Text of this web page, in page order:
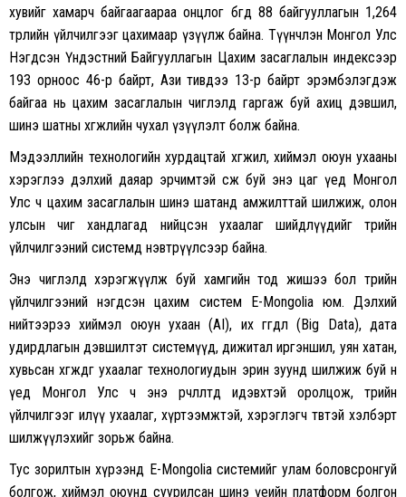
хувийг хамарч байгаагаараа онцлог бөгөөд 88 байгууллагын 1,264
төрлийн үйлчилгээг цахимаар үзүүлж байна. Түүнчлэн Монгол Улс
Нэгдсэн Үндэстний Байгууллагын Цахим засаглалын индексээр
193 орноос 46-р байрт, Ази тивдээ 13-р байрт эрэмбэлэгдэж
байгаа нь цахим засаглалын чиглэлд гаргаж буй ахиц дэвшил,
шинэ шатны хөгжлийн чухал үзүүлэлт болж байна.
Мэдээллийн технологийн хурдацтай хөгжил, хиймэл оюун ухааны
хэрэглээ дэлхий даяар эрчимтэй өсөж буй энэ цаг үед Монгол
Улс ч цахим засаглалын шинэ шатанд амжилттай шилжиж, олон
улсын чиг хандлагад нийцсэн ухаалаг шийдлүүдийг төрийн
үйлчилгээний системд нэвтрүүлсээр байна.
Энэ чиглэлд хэрэгжүүлж буй хамгийн тод жишээ бол төрийн
үйлчилгээний нэгдсэн цахим систем E-Mongolia юм. Дэлхий
нийтээрээ хиймэл оюун ухаан (AI), их өгөгдөл (Big Data), дата
удирдлагын дэвшилтэт системүүд, дижитал иргэншил, уян хатан,
хувьсан хөгждөг ухаалаг технологиудын эрин зуунд шилжиж буй өнөө
үед Монгол Улс ч энэ өөрчлөлтөд идэвхтэй оролцож, төрийн
үйлчилгээг илүү ухаалаг, хүртээмжтэй, хэрэглэгч төвтэй хэлбэрт
шилжүүлэхийг зорьж байна.
Тус зорилтын хүрээнд E-Mongolia системийг улам боловсронгуй
болгож, хиймэл оюунд суурилсан шинэ үеийн платформ болгон